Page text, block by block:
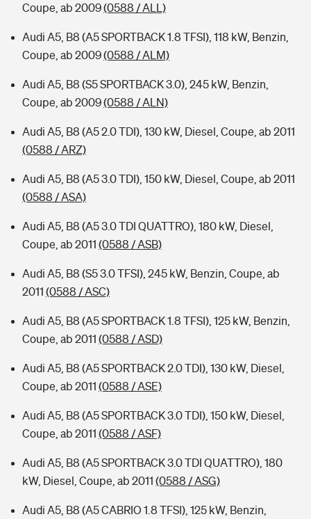
Coupe, ab 2009(0588 / ALL)
Audi A5, B8 (A5 SPORTBACK 1.8 TFSI), 118 kW, Benzin,
Coupe, ab 2009(0588 / ALM)
Audi A5, B8 (S5 SPORTBACK 3.0), 245 kW, Benzin,
Coupe, ab 2009(0588 / ALN)
Audi A5, B8 (A5 2.0 TDI), 130 kW, Diesel, Coupe, ab 2011
(0588 / ARZ)
Audi A5, B8 (A5 3.0 TDI), 150 kW, Diesel, Coupe, ab 2011
(0588 / ASA)
Audi A5, B8 (A5 3.0 TDI QUATTRO), 180 kW, Diesel,
Coupe, ab 2011 (0588 / ASB)
Audi A5, B8 (S5 3.0 TFSI), 245 kW, Benzin, Coupe, ab
2011 (0588 / ASC)
Audi A5, B8 (A5 SPORTBACK 1.8 TFSI), 125 kW, Benzin,
Coupe, ab 2011 (0588 / ASD)
Audi A5, B8 (A5 SPORTBACK 2.0 TDI), 130 kW, Diesel,
Coupe, ab 2011 (0588 / ASE)
Audi A5, B8 (A5 SPORTBACK 3.0 TDI), 150 kW, Diesel,
Coupe, ab 2011 (0588 / ASF)
Audi A5, B8 (A5 SPORTBACK 3.0 TDI QUATTRO), 180
kW, Diesel, Coupe, ab 2011 (0588 / ASG)
Audi A5, B8 (A5 CABRIO 1.8 TFSI), 125 kW, Benzin,